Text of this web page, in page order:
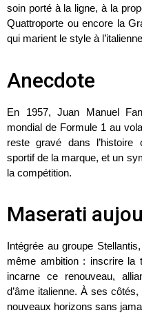
soin porté à la ligne, à la
Quattroporte ou encore la
qui marient le style à
Anecdote
En 1957, Juan Manuel
mondial de Formule 1 au
reste gravé dans l’histoire
sportif de la marque, et un
la compétition.
Maserati
Intégrée au groupe Stellantis
même ambition : inscrire la
incarne ce renouveau,
d’âme italienne. À ses côtés,
nouveaux horizons sans